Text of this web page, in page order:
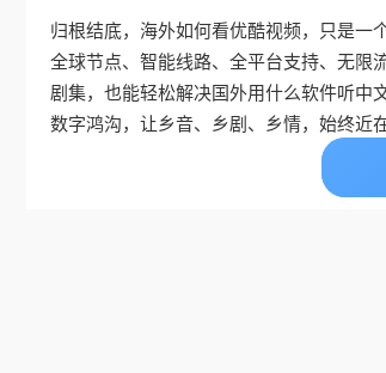
归根结底，海外如何看优酷视频，只是一
全球节点、智能线路、全平台支持、无限
剧集，也能轻松解决国外用什么软件听中
数字鸿沟，让乡音、乡剧、乡情，始终近